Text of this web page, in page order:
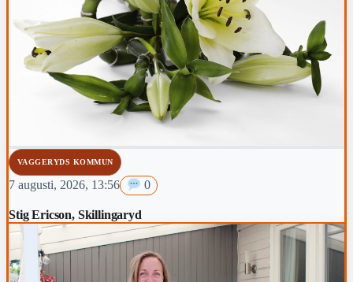
VAGGERYDS KOMMUN
7 augusti, 2026, 13:56 0
Stig Ericson, Skillingaryd